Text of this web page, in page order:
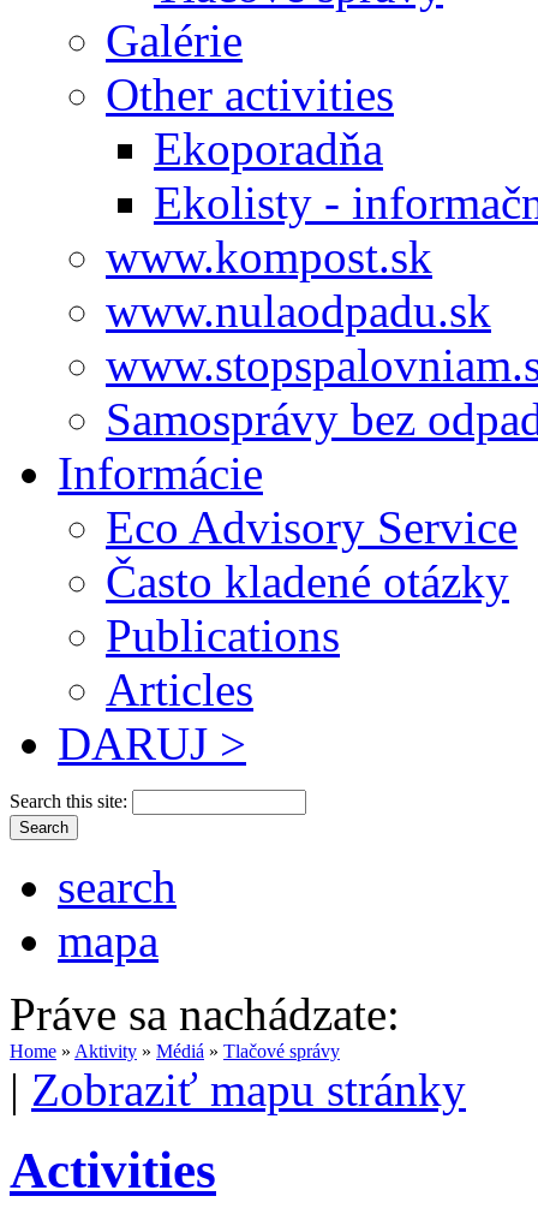
Galérie
Other activities
Ekoporadňa
Ekolisty -
www.kompost.sk
www.nulaodpadu.sk
Samosprávy bez
Informácie
Eco Advisory Service
Často kladené otázky
Publications
Articles
DARUJ >
Search this site:
search
mapa
Práve sa nachádzate:
Home » Aktivity » Médiá » Tlačové správy
| Zobraziť mapu stránky
Activities